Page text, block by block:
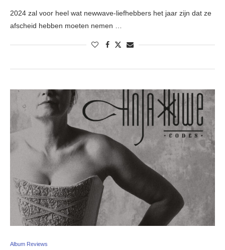
2024 zal voor heel wat newwave-liefhebbers het jaar zijn dat ze
afscheid hebben moeten nemen …
Album Reviews